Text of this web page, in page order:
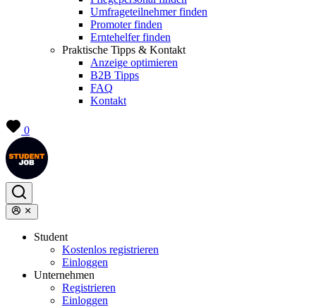
Umfrageteilnehmer finden
Promoter finden
Erntehelfer finden
Praktische Tipps & Kontakt
Anzeige optimieren
B2B Tipps
FAQ
Kontakt
0
Student
Kostenlos registrieren
Einloggen
Unternehmen
Registrieren
Einloggen